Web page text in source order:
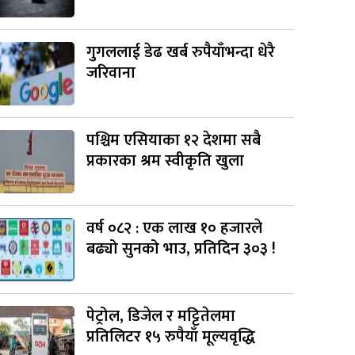
गुगललाई डेढ खर्ब रुपैयाँभन्दा धेरै
जरिवाना
पश्चिम एसियाका १२ देशमा सबै
प्रकारका श्रम स्वीकृति खुला
वर्ष ०८२ : एक लाख १० हजारले
बढ्यो सुनको भाउ, प्रतिदिन ३०३ !
पेट्रोल, डिजेल र मट्टितेलमा
प्रतिलिटर १५ रुपैयाँ मूल्यवृद्धि